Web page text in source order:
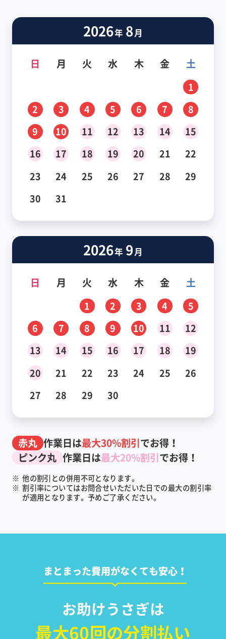
2026年 8月
日 月 火 水 木 金 土
1
2
3 4 5 6 7
8
9
10 11 12 13 14
15
16
17 18 19 20 21
22
23
24 25 26 27 28
29
30
31
2026年 9月
日 月 火 水 木 金 土
1 2 3 4
5
6
7 8 9 10 11
12
13
14 15 16 17 18
19
20
21 22 23 24 25
26
27
28 29 30
赤丸 作業日は最大30%割引でお得！
ピンク丸 作業日は最大20%割引でお得！
※ 他の割引との併用不可となります。
※ 割引率についてはお問合せいただいた日での最大の割引率
が適用となります。予めご了承ください。
まとまった費用がなくても安心！
お助けうさぎは
最大60回の分割払い